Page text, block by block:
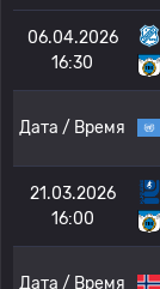
06.04.2026
16:30
Дата / Время
21.03.2026
16:00
Дата / Время